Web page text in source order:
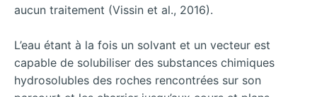
aucun traitement (Vissin et al., 2016).
L’eau étant à la fois un solvant et un vecteur est
capable de solubiliser des substances chimiques
hydrosolubles des roches rencontrées sur son